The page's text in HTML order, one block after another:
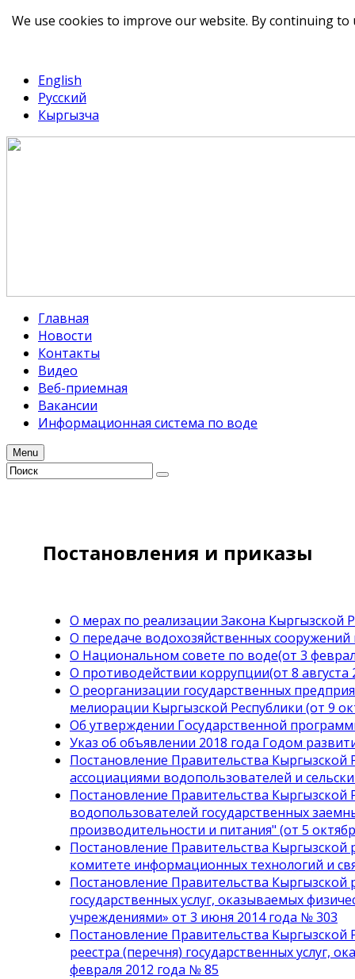
English
Русский
Кыргызча
Главная
Новости
Контакты
Видео
Веб-приемная
Вакансии
Информационная система по воде
Menu
Постановления и приказы
О мерах по реализации Закона Кыргызской
О передаче водохозяйственных
О Национальном совете по воде(от 3
О противодействии коррупции(от 8 августа
О реорганизации государственных
мелиорации Кыргызской Республики (от 9
Об утверждении Государственной
Указ об объявлении 2018 года Годом
Постановление Правительства
ассоциациями водопользователей и
Постановление Правительства
водопользователей государственных
производительности и питания" (от 5
Постановление Правительства Кыргызской
комитете информационных технологий и
Постановление Правительства
государственных услуг, оказываемых
учреждениями» от 3 июня 2014 года № 303
Постановление Правительства
реестра (перечня) государственных
февраля 2012 года № 85
We use cookies to improve our website. By continuing